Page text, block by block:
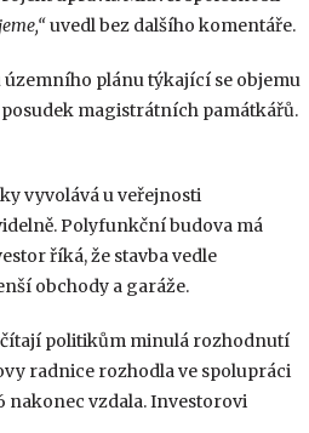
uvedl bez dalšího komentáře.
plánu týkající se objemu
magistrátních památkářů.
vyvolává u veřejnosti
Polyfunkční budova má
říká, že stavba vedle
obchody a garáže.
politikům minulá rozhodnutí
radnice rozhodla ve spolupráci
nakonec vzdala. Investorovi